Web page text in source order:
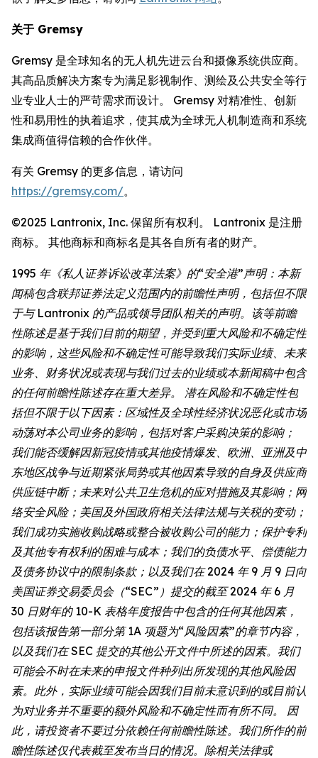
关于 Gremsy
Gremsy 是全球知名的无人机先进云台和摄像系统供应商。
其高品质解决方案专为满足影视制作、测绘及公共安全等行
业专业人士的严苛需求而设计。 Gremsy 对精准性、创新
性和易用性的执着追求，使其成为全球无人机制造商和系统
集成商值得信赖的合作伙伴。
有关 Gremsy 的更多信息，请访问
https://gremsy.com/。
©2025 Lantronix, Inc. 保留所有权利。 Lantronix 是注册
商标。 其他商标和商标名是其各自所有者的财产。
1995 年《私人证券诉讼改革法案》的“安全港”声明：本新
闻稿包含联邦证券法定义范围内的前瞻性声明，包括但不限
于与 Lantronix 的产品或领导团队相关的声明。该等前瞻
性陈述是基于我们目前的期望，并受到重大风险和不确定性
的影响，这些风险和不确定性可能导致我们实际业绩、未来
业务、财务状况或表现与我们过去的业绩或本新闻稿中包含
的任何前瞻性陈述存在重大差异。 潜在风险和不确定性包
括但不限于以下因素：区域性及全球性经济状况恶化或市场
动荡对本公司业务的影响，包括对客户采购决策的影响；
我们能否缓解因新冠疫情或其他疫情爆发、欧洲、亚洲及中
东地区战争与近期紧张局势或其他因素导致的自身及供应商
供应链中断；未来对公共卫生危机的应对措施及其影响；网
络安全风险；美国及外国政府相关法律法规与关税的变动；
我们成功实施收购战略或整合被收购公司的能力；保护专利
及其他专有权利的困难与成本；我们的负债水平、偿债能力
及债务协议中的限制条款；以及我们在 2024 年 9 月 9 日向
美国证券交易委员会（“SEC”）提交的截至 2024 年 6 月
30 日财年的 10-K 表格年度报告中包含的任何其他因素，
包括该报告第一部分第 1A 项题为“风险因素”的章节内容，
以及我们在 SEC 提交的其他公开文件中所述的因素。我们
可能会不时在未来的申报文件种列出所发现的其他风险因
素。此外，实际业绩可能会因我们目前未意识到的或目前认
为对业务并不重要的额外风险和不确定性而有所不同。 因
此，请投资者不要过分依赖任何前瞻性陈述。我们所作的前
瞻性陈述仅代表截至发布当日的情况。除相关法律或